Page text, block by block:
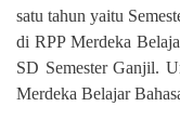
satu tahun yaitu
di RPP Merdeka
SD Semester Ganjil.
Merdeka Belajar